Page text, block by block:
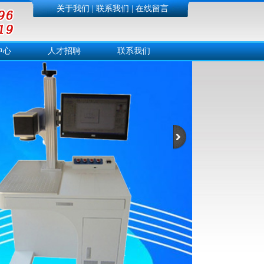
关于我们|联系我们|在线留言
心 人才招聘 联系我们